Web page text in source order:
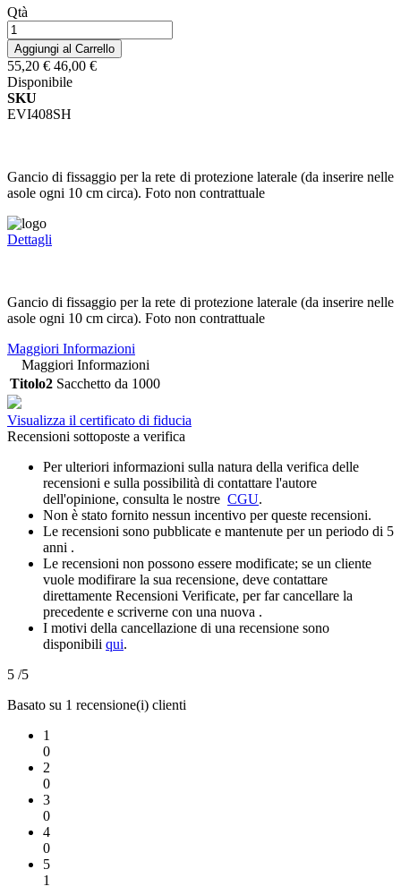
Qtà
Aggiungi al Carrello
55,20 € 46,00 €
Disponibile
SKU
EVI408SH
Gancio di fissaggio per la rete di protezione laterale (da inserire nelle
asole ogni 10 cm circa). Foto non contrattuale
Dettagli
Gancio di fissaggio per la rete di protezione laterale (da inserire nelle
asole ogni 10 cm circa). Foto non contrattuale
Maggiori Informazioni
Maggiori Informazioni
Titolo2 Sacchetto da 1000
Visualizza il certificato di fiducia
Recensioni sottoposte a verifica
Per ulteriori informazioni sulla natura della verifica delle
recensioni e sulla possibilità di contattare l'autore
dell'opinione, consulta le nostre CGU.
Non è stato fornito nessun incentivo per queste recensioni.
Le recensioni sono pubblicate e mantenute per un periodo di 5
anni .
Le recensioni non possono essere modificate; se un cliente
vuole modifirare la sua recensione, deve contattare
direttamente Recensioni Verificate, per far cancellare la
precedente e scriverne con una nuova .
I motivi della cancellazione di una recensione sono
disponibili qui.
5 /5
Basato su 1 recensione(i) clienti
1
0
2
0
3
0
4
0
5
1